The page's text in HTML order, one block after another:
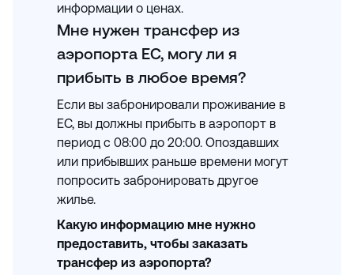
Мне нужен трансфер из
аэропорта EC, могу ли я
прибыть в любое время?
Если вы забронировали проживание в
EC, вы должны прибыть в аэропорт в
период с 08:00 до 20:00. Опоздавших
или прибывших раньше времени могут
попросить забронировать другое
жилье.
Какую информацию мне нужно
предоставить, чтобы заказать
трансфер из аэропорта?
информации о ценах.